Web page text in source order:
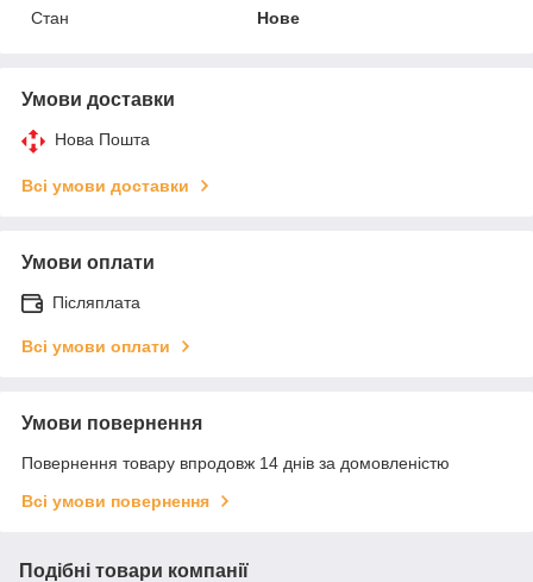
Стан
Нове
Умови доставки
Нова Пошта
Всі умови доставки
Умови оплати
Післяплата
Всі умови оплати
Умови повернення
Повернення товару впродовж 14 днів за домовленістю
Всі умови повернення
Подібні товари компанії